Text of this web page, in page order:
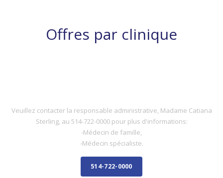
Offres par clinique
Veuillez contacter la responsable administrative, Madame Catiana
Sterling, au 514-722-0000 pour plus d'informations:
-Médecin de famille,
-Médecin spécialiste.
514-722-0000